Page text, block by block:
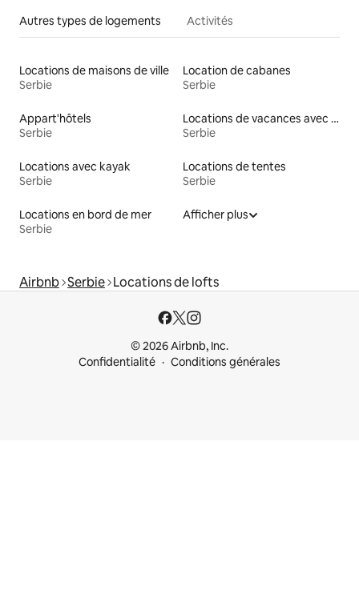
Autres types de logements Activités
Locations de maisons de ville
Serbie
Location de cabanes
Serbie
Appart'hôtels
Serbie
Locations de vacances avec piscine
Serbie
Locations avec kayak
Serbie
Locations de tentes
Serbie
Locations en bord de mer
Serbie
Afficher plus
Airbnb Serbie Locations de lofts
© 2026 Airbnb, Inc.
Confidentialité
Conditions générales